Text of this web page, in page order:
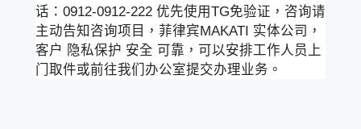
话：0912-0912-222 优先使用TG免验证，咨询请
主动告知咨询项目，菲律宾MAKATI 实体公司，
客户 隐私保护 安全 可靠，可以安排工作人员上
门取件或前往我们办公室提交办理业务。